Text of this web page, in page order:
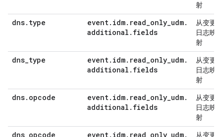
射
dns. type event. idm. read_only_udm.
additional . fields
从变更
日志映
射
dns_type event. idm. read_only_udm.
additional . fields
从变更
日志映
射
dns. opcode event. idm. read_only_udm.
additional . fields
从变更
日志映
射
dns opcode event . idm. read only udm. 从变更